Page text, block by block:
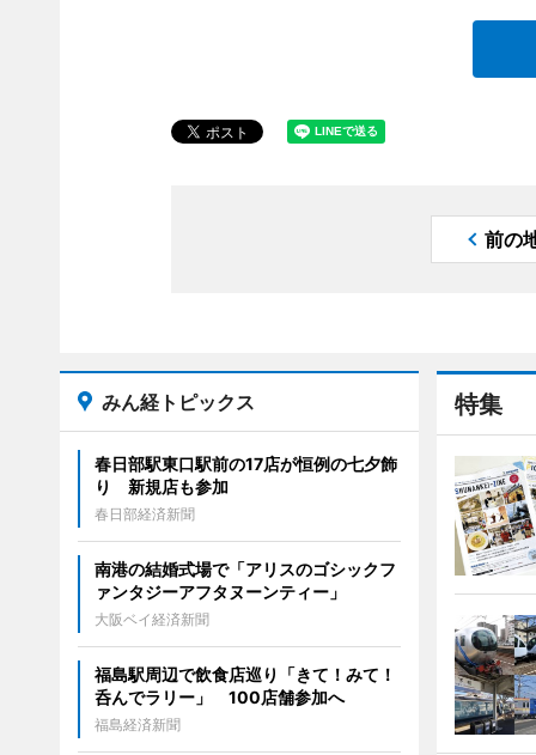
前の
特集
みん経トピックス
春日部駅東口駅前の17店が恒例の七夕飾
り 新規店も参加
春日部経済新聞
南港の結婚式場で「アリスのゴシックフ
ァンタジーアフタヌーンティー」
大阪ベイ経済新聞
福島駅周辺で飲食店巡り「きて！みて！
呑んでラリー」 100店舗参加へ
福島経済新聞